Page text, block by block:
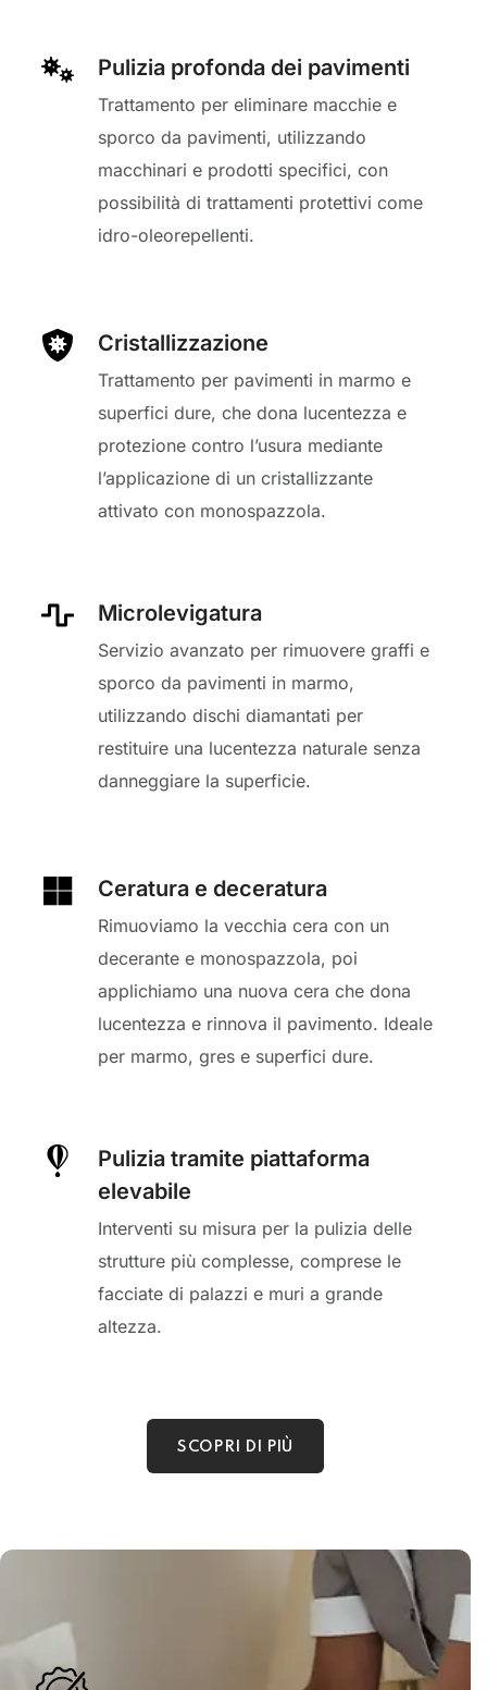
Pulizia profonda dei pavimenti
Trattamento per eliminare macchie e
sporco da pavimenti, utilizzando
macchinari e prodotti specifici, con
possibilità di trattamenti protettivi come
idro-oleorepellenti.
Cristallizzazione
Trattamento per pavimenti in marmo e
superfici dure, che dona lucentezza e
protezione contro l’usura mediante
l’applicazione di un cristallizzante
attivato con monospazzola.
Microlevigatura
Servizio avanzato per rimuovere graffi e
sporco da pavimenti in marmo,
utilizzando dischi diamantati per
restituire una lucentezza naturale senza
danneggiare la superficie.
Ceratura e deceratura
Rimuoviamo la vecchia cera con un
decerante e monospazzola, poi
applichiamo una nuova cera che dona
lucentezza e rinnova il pavimento. Ideale
per marmo, gres e superfici dure.
Pulizia tramite piattaforma
elevabile
Interventi su misura per la pulizia delle
strutture più complesse, comprese le
facciate di palazzi e muri a grande
altezza.
SCOPRI DI PIÙ